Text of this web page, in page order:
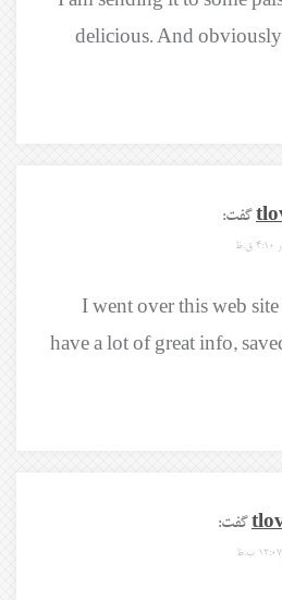
delicious. And
گفت:
I went over this web
have a lot of great info,
گفت: